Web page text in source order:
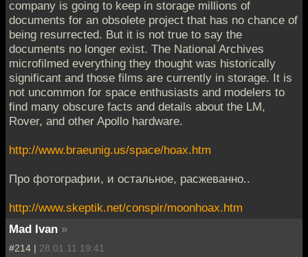
company is going to keep in storage millions of
documents for an obsolete project that has no chance of
being resurrected. But it is not true to say the
documents no longer exist. The National Archives
microfilmed everything they thought was historically
significant and those films are currently in storage. It is
not uncommon for space enthusiasts and modelers to
find many obscure facts and details about the LM,
Rover, and other Apollo hardware.
http://www.braeunig.us/space/hoax.htm
Про фотографии, и остальное, расжеванно..
http://www.skeptik.net/conspir/moonhoax.htm
Mad Ivan »
#214 | 28.01.11 19:41